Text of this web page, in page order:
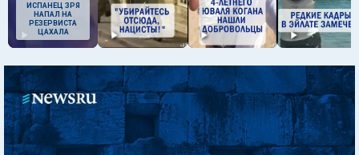
ИСПАНЕЦ ЗРЯ
НАПАЛ НА
РЕЗЕРВИСТА
ЦАХАЛА